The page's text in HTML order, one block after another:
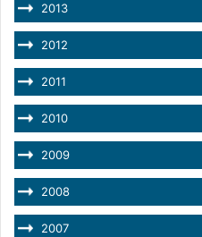
2013
2012
2011
2010
2009
2008
2007